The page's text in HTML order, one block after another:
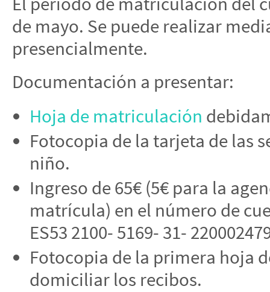
de mayo. Se puede realizar
presencialmente.
Documentación a presentar:
Hoja de matriculación
Fotocopia de la tarjeta de las
niño.
Ingreso de 65€ (5€ para la
matrícula) en el número de
ES53 2100- 5169- 31-
Fotocopia de la primera hoja
domiciliar los recibos.